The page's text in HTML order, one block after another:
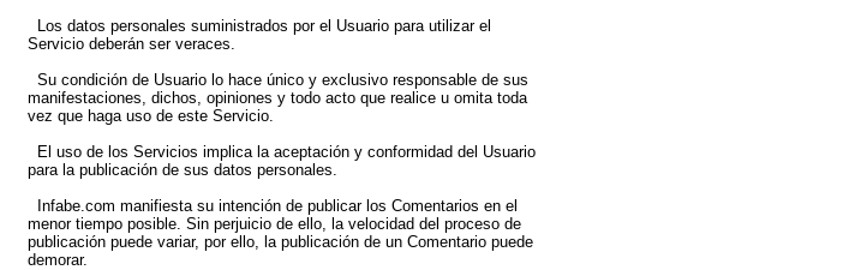
Los datos personales suministrados por el Usuario para utilizar el
Servicio deberán ser veraces.
Su condición de Usuario lo hace único y exclusivo responsable de sus
manifestaciones, dichos, opiniones y todo acto que realice u omita toda
vez que haga uso de este Servicio.
El uso de los Servicios implica la aceptación y conformidad del Usuario
para la publicación de sus datos personales.
Infabe.com manifiesta su intención de publicar los Comentarios en el
menor tiempo posible. Sin perjuicio de ello, la velocidad del proceso de
publicación puede variar, por ello, la publicación de un Comentario puede
demorar.